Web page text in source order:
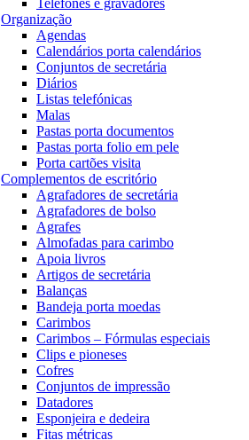
Telefones e gravadores
Organização
Agendas
Calendários porta calendários
Conjuntos de secretária
Diários
Listas telefónicas
Malas
Pastas porta documentos
Pastas porta folio em pele
Porta cartões visita
Complementos de escritório
Agrafadores de secretária
Agrafadores de bolso
Agrafes
Almofadas para carimbo
Apoia livros
Artigos de secretária
Balanças
Bandeja porta moedas
Carimbos
Carimbos – Fórmulas especiais
Clips e pioneses
Cofres
Conjuntos de impressão
Datadores
Esponjeira e dedeira
Fitas métricas